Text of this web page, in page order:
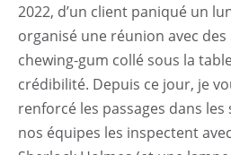
2022, d’un client paniqué un
organisé une réunion avec
chewing-gum collé sous la
crédibilité. Depuis ce jour, je
renforcé les passages dans
nos équipes les inspectent
Entretien
Nettoyage